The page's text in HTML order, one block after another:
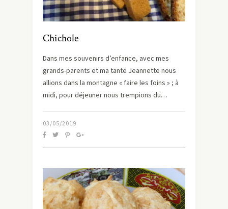
Chichole
Dans mes souvenirs d’enfance, avec mes
grands-parents et ma tante Jeannette nous
allions dans la montagne « faire les foins » ; à
midi, pour déjeuner nous trempions du…
03/05/2019